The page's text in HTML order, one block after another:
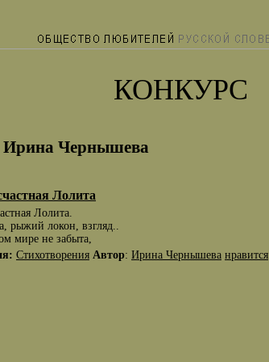
КОНКУРС
Ирина Чернышева
Лолита
Лолита.
рыжий локон, взгляд..
мире не забыта,
Стихотворения Автор: Ирина Чернышева нравится